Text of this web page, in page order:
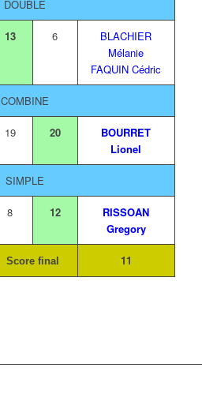
DOUBLE
13 6
BLACHIER
Mélanie
FAQUIN Cédric
COMBINE
19 20
BOURRET
Lionel
SIMPLE
8 12
RISSOAN
Gregory
Score final 11